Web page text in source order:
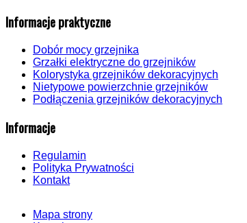
Informacje praktyczne
Dobór mocy grzejnika
Grzałki elektryczne do grzejników
Kolorystyka grzejników dekoracyjnych
Nietypowe powierzchnie grzejników
Podłączenia grzejników dekoracyjnych
Informacje
Regulamin
Polityka Prywatności
Kontakt
Mapa strony